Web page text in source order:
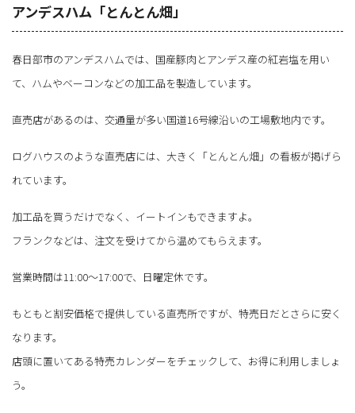
アンデスハム「とんとん畑」
春日部市のアンデスハムでは、国産豚肉とアンデス産の紅岩塩を用い
て、ハムやベーコンなどの加工品を製造しています。
直売店があるのは、交通量が多い国道16号線沿いの工場敷地内です。
ログハウスのような直売店には、大きく「とんとん畑」の看板が掲げら
れています。
加工品を買うだけでなく、イートインもできますよ。
フランクなどは、注文を受けてから温めてもらえます。
営業時間は11:00～17:00で、日曜定休です。
もともと割安価格で提供している直売所ですが、特売日だとさらに安く
なります。
店頭に置いてある特売カレンダーをチェックして、お得に利用しましょ
う。